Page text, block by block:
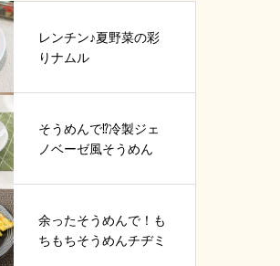
レンチン♪夏野菜の彩
りナムル
そうめんで⁉冷製ジェ
ノベーゼ風そうめん
余ったそうめんで！も
ちもちそうめんチヂミ